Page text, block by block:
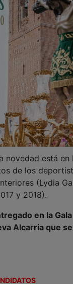
de los
(Lydia
y 2018).
Alcarria que